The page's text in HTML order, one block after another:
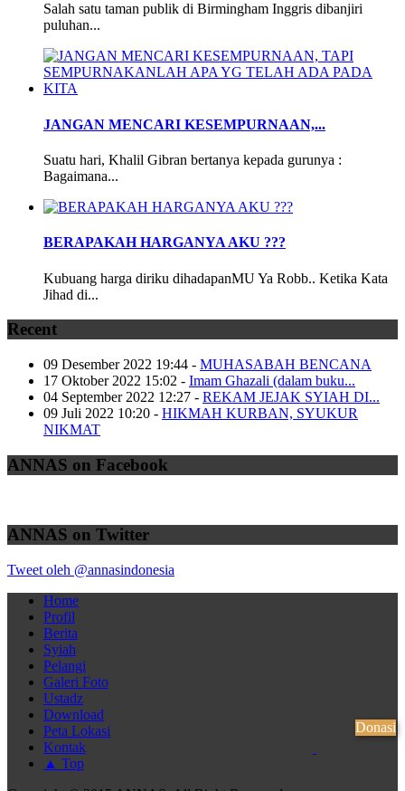
Salah satu taman publik di Birmingham Inggris dibanjiri
puluhan...
JANGAN MENCARI KESEMPURNAAN,...
Suatu hari, Khalil Gibran bertanya kepada gurunya :
Bagaimana...
BERAPAKAH HARGANYA AKU ???
Kubuang harga diriku dihadapanMU Ya Robb.. Ketika Kata
Jihad di...
Recent
09 Desember 2022 19:44 - MUHASABAH BENCANA
17 Oktober 2022 15:02 - Imam Ghazali (dalam buku...
04 September 2022 12:27 - REKAM JEJAK SYIAH DI...
09 Juli 2022 10:20 - HIKMAH KURBAN, SYUKUR
NIKMAT
ANNAS on Facebook
ANNAS on Twitter
Tweet oleh @annasindonesia
Home
Profil
Berita
Syiah
Pelangi
Galeri Foto
Ustadz
Download
Peta Lokasi
Kontak
▲ Top
Donasi